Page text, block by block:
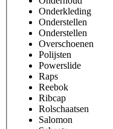
Onderkleding
Onderstellen
Onderstellen
Overschoenen
Polijsten
Powerslide
Raps
Reebok
Ribcap
Rolschaatsen
Salomon